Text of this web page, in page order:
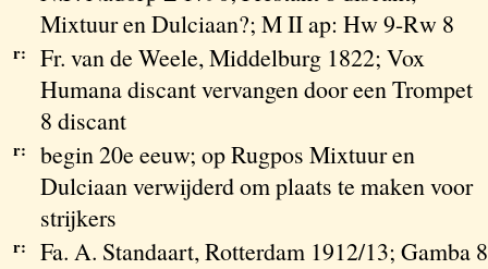
Mixtuur en Dulciaan?; M II ap: Hw 9-Rw 8
r:
Fr. van de Weele, Middelburg 1822; Vox
Humana discant vervangen door een Trompet
8 discant
r:
begin 20e eeuw; op Rugpos Mixtuur en
Dulciaan verwijderd om plaats te maken voor
strijkers
r:
Fa. A. Standaart, Rotterdam 1912/13; Gamba 8